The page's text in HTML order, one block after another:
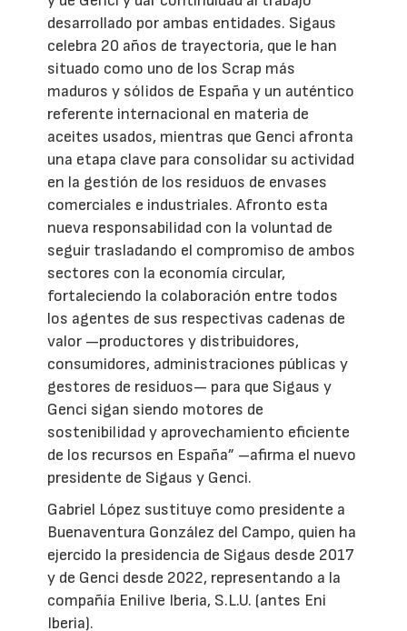
desarrollado por ambas entidades. Sigaus
celebra 20 años de trayectoria, que le han
situado como uno de los Scrap más
maduros y sólidos de España y un auténtico
referente internacional en materia de
aceites usados, mientras que Genci afronta
una etapa clave para consolidar su actividad
en la gestión de los residuos de envases
comerciales e industriales. Afronto esta
nueva responsabilidad con la voluntad de
seguir trasladando el compromiso de ambos
sectores con la economía circular,
fortaleciendo la colaboración entre todos
los agentes de sus respectivas cadenas de
valor —productores y distribuidores,
consumidores, administraciones públicas y
gestores de residuos— para que Sigaus y
Genci sigan siendo motores de
sostenibilidad y aprovechamiento eficiente
de los recursos en España” –afirma el nuevo
presidente de Sigaus y Genci.
Gabriel López sustituye como presidente a
Buenaventura González del Campo, quien ha
ejercido la presidencia de Sigaus desde 2017
y de Genci desde 2022, representando a la
compañía Enilive Iberia, S.L.U. (antes Eni
Iberia).